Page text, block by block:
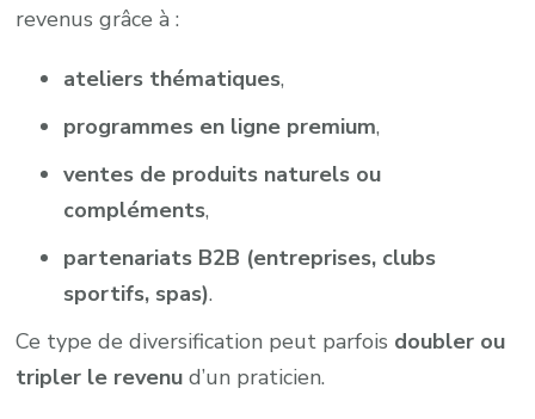
revenus grâce à :
ateliers thématiques,
programmes en ligne premium,
ventes de produits naturels ou
compléments,
partenariats B2B (entreprises, clubs
sportifs, spas).
Ce type de diversification peut parfois doubler ou
tripler le revenu d’un praticien.